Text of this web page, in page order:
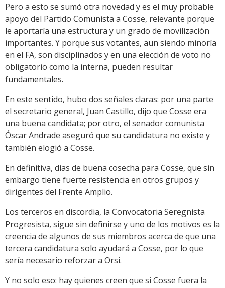
Pero a esto se sumó otra novedad y es el muy probable
apoyo del Partido Comunista a Cosse, relevante porque
le aportaría una estructura y un grado de movilización
importantes. Y porque sus votantes, aun siendo minoría
en el FA, son disciplinados y en una elección de voto no
obligatorio como la interna, pueden resultar
fundamentales.
En este sentido, hubo dos señales claras: por una parte
el secretario general, Juan Castillo, dijo que Cosse era
una buena candidata; por otro, el senador comunista
Óscar Andrade aseguró que su candidatura no existe y
también elogió a Cosse.
En definitiva, días de buena cosecha para Cosse, que sin
embargo tiene fuerte resistencia en otros grupos y
dirigentes del Frente Amplio.
Los terceros en discordia, la Convocatoria Seregnista
Progresista, sigue sin definirse y uno de los motivos es la
creencia de algunos de sus miembros acerca de que una
tercera candidatura solo ayudará a Cosse, por lo que
sería necesario reforzar a Orsi.
Y no solo eso: hay quienes creen que si Cosse fuera la